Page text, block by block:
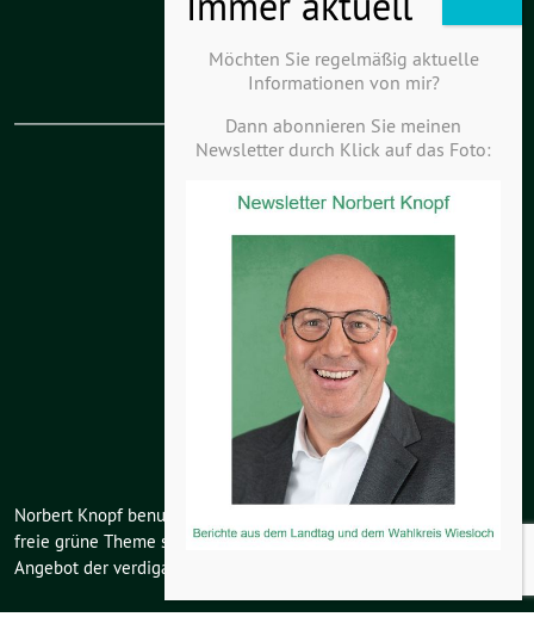
KV Kurpfalz-Hardt
KV Odenwald-Kraichgau
Landesverband
Bundesverband
Grüne Jugend
Böll Stiftung
Norbert Knopf benutzt das
freie grüne Theme sunflower‐ ein
Angebot der verdigado eG
Möchten Sie regelmäßig aktuelle
Informationen von mir?
Dann abonnieren Sie meinen
Newsletter durch Klick auf das Foto: